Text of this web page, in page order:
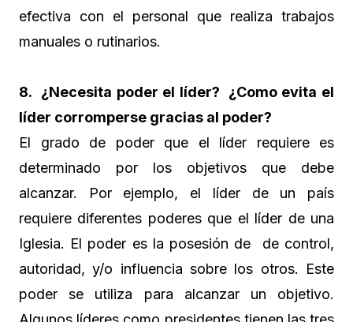
efectiva con el personal que realiza trabajos
manuales o rutinarios.
8. ¿Necesita poder el líder? ¿Como evita el
líder corromperse gracias al poder?
El grado de poder que el líder requiere es
determinado por los objetivos que debe
alcanzar. Por ejemplo, el líder de un país
requiere diferentes poderes que el líder de una
Iglesia. El poder es la posesión de de control,
autoridad, y/o influencia sobre los otros. Este
poder se utiliza para alcanzar un objetivo.